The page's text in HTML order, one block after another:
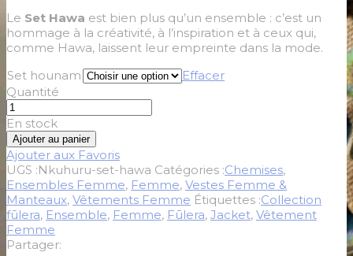
Le Set Hawa est bien plus qu’un ensemble : c’est un
hommage à la créativité, à l’inspiration et à ceux qui,
comme Hawa, laissent leur empreinte dans la mode.
Set hounam
Effacer
Quantité
En stock
Ajouter au panier
Ajouter aux Favoris
UGS :Nkuhuru-set-hawa Catégories :Chemises,
Ensembles Femme, Femme, Vestes Femme &
Manteaux, Vêtements Femme Étiquettes :Collection
fūlera, Ensemble, Femme, Fūlera, Jacket, Vêtement
Femme
Partager: